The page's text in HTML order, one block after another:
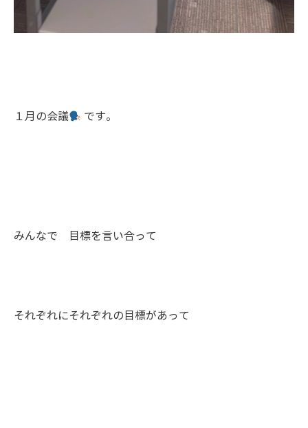
１月の会議 です。
みんなで 目標を言い合って
それぞれにそれぞれの目標があって